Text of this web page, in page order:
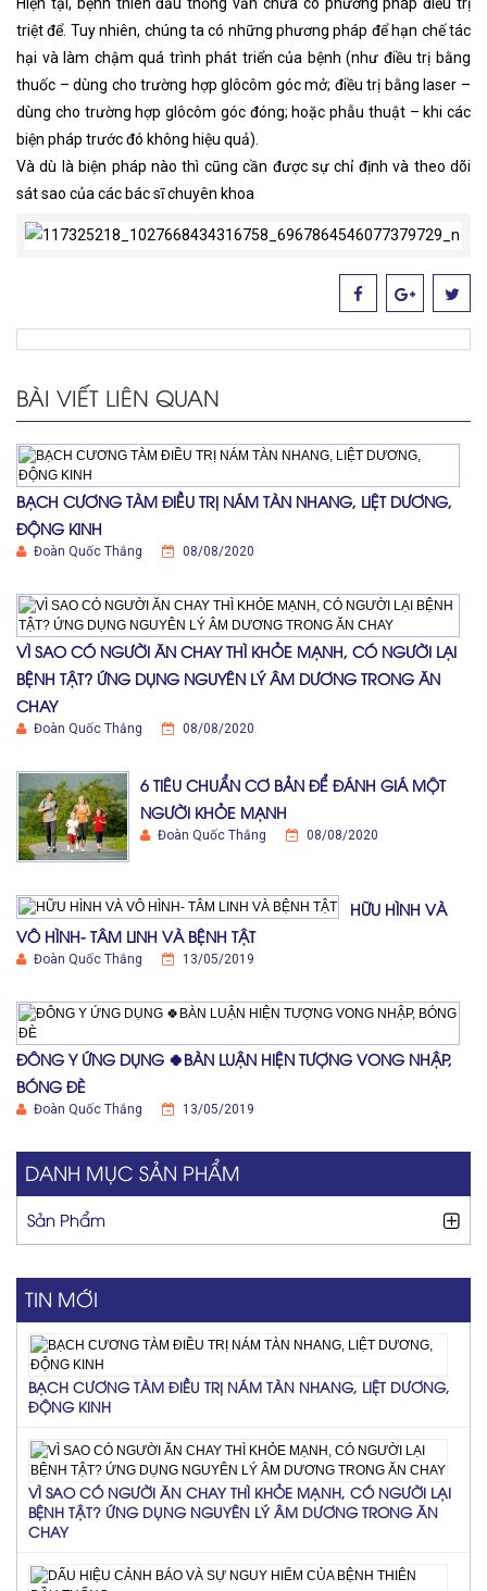
triệt để. Tuy nhiên, chúng ta có những phương pháp để hạn chế tác
hại và làm chậm quá trình phát triển của bệnh (như điều trị bằng
thuốc – dùng cho trường hợp glôcôm góc mở; điều trị bằng laser –
dùng cho trường hợp glôcôm góc đóng; hoặc phẫu thuật – khi các
biện pháp trước đó không hiệu quả).
Và dù là biện pháp nào thì cũng cần được sự chỉ định và theo dõi
sát sao của các bác sĩ chuyên khoa
BÀI VIẾT LIÊN QUAN
BẠCH CƯƠNG TÀM ĐIỀU TRỊ NÁM TÀN NHANG, LIỆT DƯƠNG,
ĐỘNG KINH
Đoàn Quốc Thắng 08/08/2020
VÌ SAO CÓ NGƯỜI ĂN CHAY THÌ KHỎE MẠNH, CÓ NGƯỜI LẠI
BỆNH TẬT? ỨNG DỤNG NGUYÊN LÝ ÂM DƯƠNG TRONG ĂN
CHAY
Đoàn Quốc Thắng 08/08/2020
6 TIÊU CHUẨN CƠ BẢN ĐỂ ĐÁNH GIÁ MỘT
NGƯỜI KHỎE MẠNH
Đoàn Quốc Thắng 08/08/2020
HỮU HÌNH VÀ
VÔ HÌNH- TÂM LINH VÀ BỆNH TẬT
Đoàn Quốc Thắng 13/05/2019
ĐÔNG Y ỨNG DỤNG 🍀BÀN LUẬN HIỆN TƯỢNG VONG NHẬP,
BÓNG ĐÈ
Đoàn Quốc Thắng 13/05/2019
DANH MỤC SẢN PHẨM
Sản Phẩm
TIN MỚI
BẠCH CƯƠNG TÀM ĐIỀU TRỊ NÁM TÀN NHANG, LIỆT DƯƠNG,
ĐỘNG KINH
VÌ SAO CÓ NGƯỜI ĂN CHAY THÌ KHỎE MẠNH, CÓ NGƯỜI LẠI
BỆNH TẬT? ỨNG DỤNG NGUYÊN LÝ ÂM DƯƠNG TRONG ĂN
CHAY